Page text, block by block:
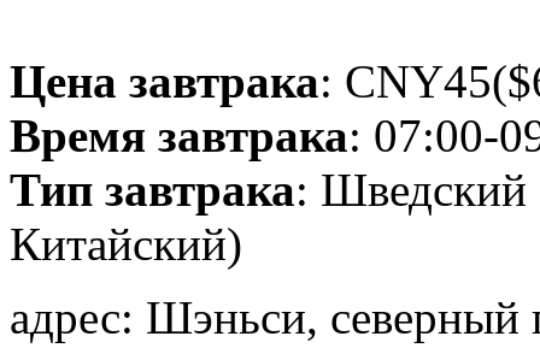
Цена завтрака:
Время завтрака: 07:00-
Тип завтрака: Шведский
Китайский)
адрес: Шэньси, северный